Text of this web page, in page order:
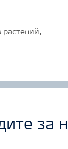
за